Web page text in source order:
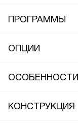
ПРОГРАММЫ
ОПЦИИ
ОСОБЕННОСТИ
КОНСТРУКЦИЯ